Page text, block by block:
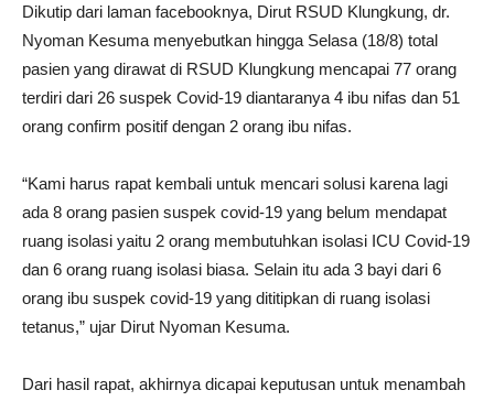
Dikutip dari laman facebooknya, Dirut RSUD Klungkung, dr.
Nyoman Kesuma menyebutkan hingga Selasa (18/8) total
pasien yang dirawat di RSUD Klungkung mencapai 77 orang
terdiri dari 26 suspek Covid-19 diantaranya 4 ibu nifas dan 51
orang confirm positif dengan 2 orang ibu nifas.
“Kami harus rapat kembali untuk mencari solusi karena lagi
ada 8 orang pasien suspek covid-19 yang belum mendapat
ruang isolasi yaitu 2 orang membutuhkan isolasi ICU Covid-19
dan 6 orang ruang isolasi biasa. Selain itu ada 3 bayi dari 6
orang ibu suspek covid-19 yang dititipkan di ruang isolasi
tetanus,” ujar Dirut Nyoman Kesuma.
Dari hasil rapat, akhirnya dicapai keputusan untuk menambah